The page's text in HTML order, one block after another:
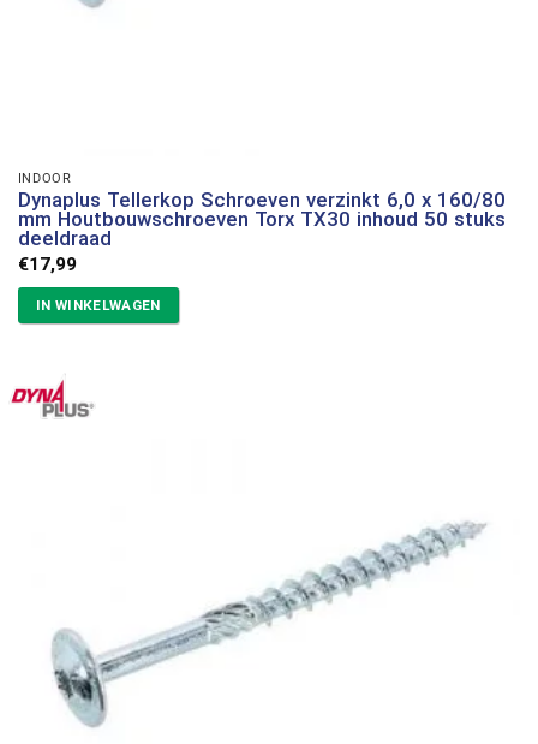
INDOOR
Dynaplus Tellerkop Schroeven verzinkt 6,0 x 160/80
mm Houtbouwschroeven Torx TX30 inhoud 50 stuks
deeldraad
€17,99
IN WINKELWAGEN